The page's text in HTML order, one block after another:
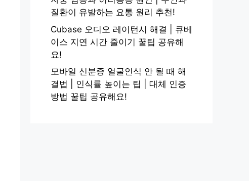
질환이 유발하는 요통 원리 추천!
Cubase 오디오 레이턴시 해결 | 큐베
이스 지연 시간 줄이기 꿀팁 공유해
요!
모바일 신분증 얼굴인식 안 될 때 해
결법 | 인식률 높이는 팁 | 대체 인증
방법 꿀팁 공유해요!